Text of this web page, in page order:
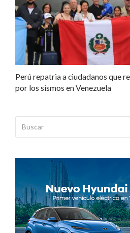
Perú repatria a ciudadanos que
por los sismos en Venezuela